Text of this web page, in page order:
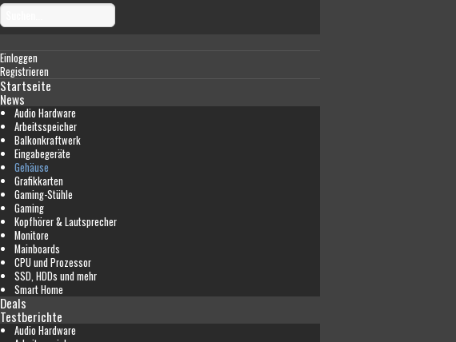
Einloggen
Registrieren
Startseite
News
Audio Hardware
Arbeitsspeicher
Balkonkraftwerk
Eingabegeräte
Gehäuse
Grafikkarten
Gaming-Stühle
Gaming
Kopfhörer & Lautsprecher
Monitore
Mainboards
CPU und Prozessor
SSD, HDDs und mehr
Smart Home
Deals
Testberichte
Audio Hardware